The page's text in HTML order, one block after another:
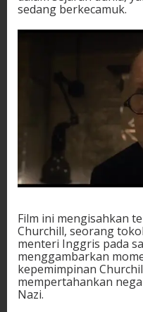
sedang berkecamuk.
Film ini mengisahkan
Churchill, seorang
menteri Inggris pada
menggambarkan
kepemimpinan
mempertahankan
Nazi.